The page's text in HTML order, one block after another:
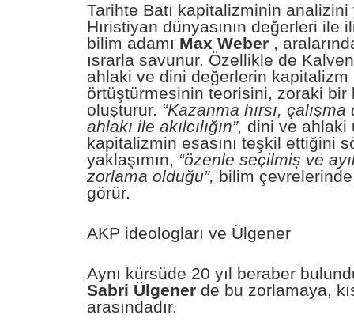
Tarihte Batı kapitalizminin
Hıristiyan dünyasının değerleri ile
bilim adamı Max Weber ,
ısrarla savunur. Özellikle de
ahlaki ve dini değerlerin kapitalizm
örtüştürmesinin teorisini, zoraki bir
oluşturur. “Kazanma hırsı,
ahlakı ile akılcılığın”, dini ve ahlaki
kapitalizmin esasını teşkil ettiğini
yaklaşımın, “özenle seçilmiş ve
zorlama olduğu”, bilim
görür.
AKP ideologları ve Ülgener
Aynı kürsüde 20 yıl beraber
Sabri Ülgener de bu zorlamaya,
arasındadır.